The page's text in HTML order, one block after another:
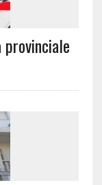
provinciale